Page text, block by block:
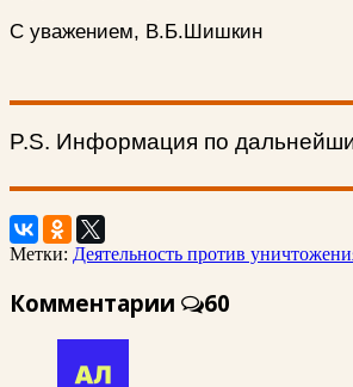
С уважением, В.Б.Шишкин
P.S. Информация по
Метки: Деятельность против
Комментарии 60